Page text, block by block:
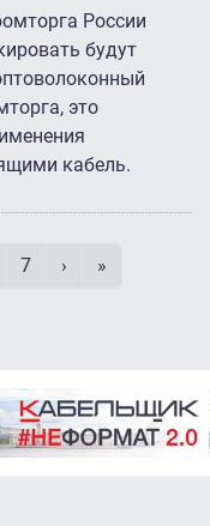
России
будут
это
кабель.
Page
7 Следующая
› Последняя
»